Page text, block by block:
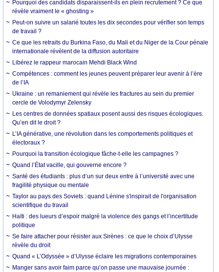
Pourquoi des candidats disparaissent-ils en plein recrutement ? Ce que
révèle vraiment le « ghosting »
Peut-on suivre un salarié toutes les dix secondes pour vérifier son temps
de travail ?
Ce que les retraits du Burkina Faso, du Mali et du Niger de la Cour pénale
internationale révèlent de la diffusion autoritaire
Libérez le rappeur marocain Mehdi Black Wind
Compétences : comment les jeunes peuvent préparer leur avenir à l’ère
de l’IA
Ukraine : un remaniement qui révèle les fractures au sein du premier
cercle de Volodymyr Zelensky
Les centres de données spatiaux posent aussi des risques écologiques.
Qu’en dit le droit ?
L’IA générative, une révolution dans les comportements politiques et
électoraux ?
Pourquoi la transition écologique fâche-t-elle les campagnes ?
Quand l’État vacille, qui gouverne encore ?
Santé des étudiants : plus d’un sur deux entre à l’université avec une
fragilité physique ou mentale
Taylor au pays des Soviets : quand Lénine s'inspirait de l'organisation
scientifique du travail
Haïti : des lueurs d’espoir malgré la violence des gangs et l’incertitude
politique
Se faire attacher pour résister aux Sirènes : ce que le choix d’Ulysse
révèle du droit
Quand « L’Odyssée » d’Ulysse éclaire les migrations contemporaines
Manger sans avoir faim parce qu’on passe une mauvaise journée :